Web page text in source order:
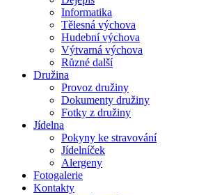
Informatika
Tělesná výchova
Hudební výchova
Výtvarná výchova
Různé další
Družina
Provoz družiny
Dokumenty družiny
Fotky z družiny
Jídelna
Pokyny ke stravování
Jídelníček
Alergeny
Fotogalerie
Kontakty